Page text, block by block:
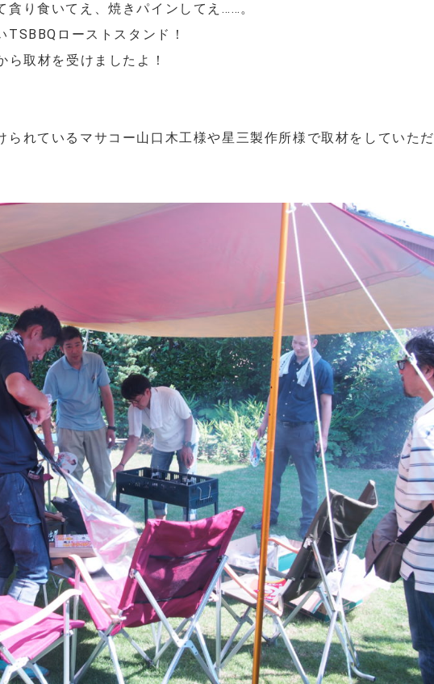
り食いてえ、焼きパインしてえ……。
ローストスタンド！
取材を受けましたよ！
られているマサコー山口木工様や星三製作所様で取材をしていただ